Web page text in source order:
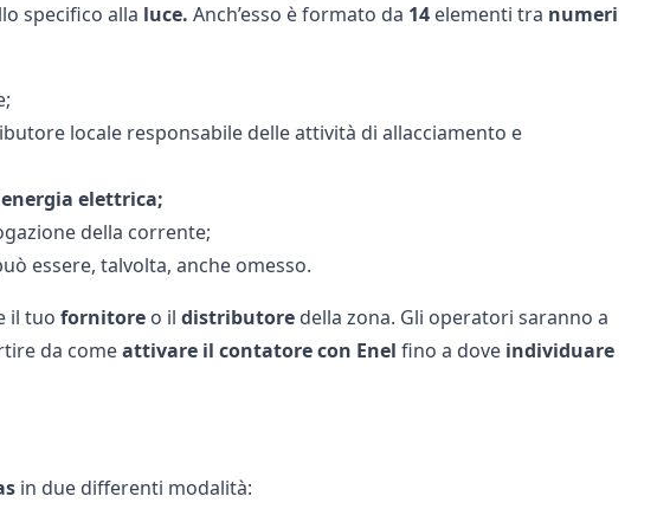
specifico alla luce. Anch’esso è formato da 14elementi tra numeri
locale responsabile delle attività di allacciamento e
energia elettrica;
della corrente;
essere, talvolta, anche omesso.
il tuo fornitoreo il distributoredella zona. Gli operatori saranno a
da comeattivare il contatore con Enel fino a dove individuare
in due differenti modalità: